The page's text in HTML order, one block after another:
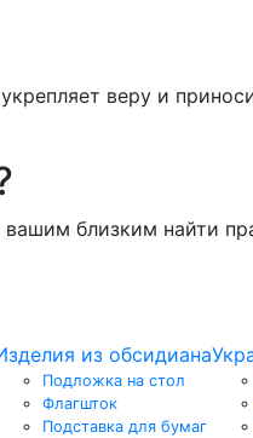
веру и
близким найти
из обсидиана
Подложка на стол
Флагшток
Подставка для бумаг